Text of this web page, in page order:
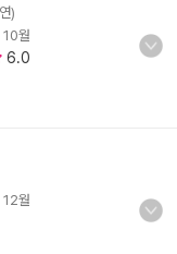
)
월
6.0
월